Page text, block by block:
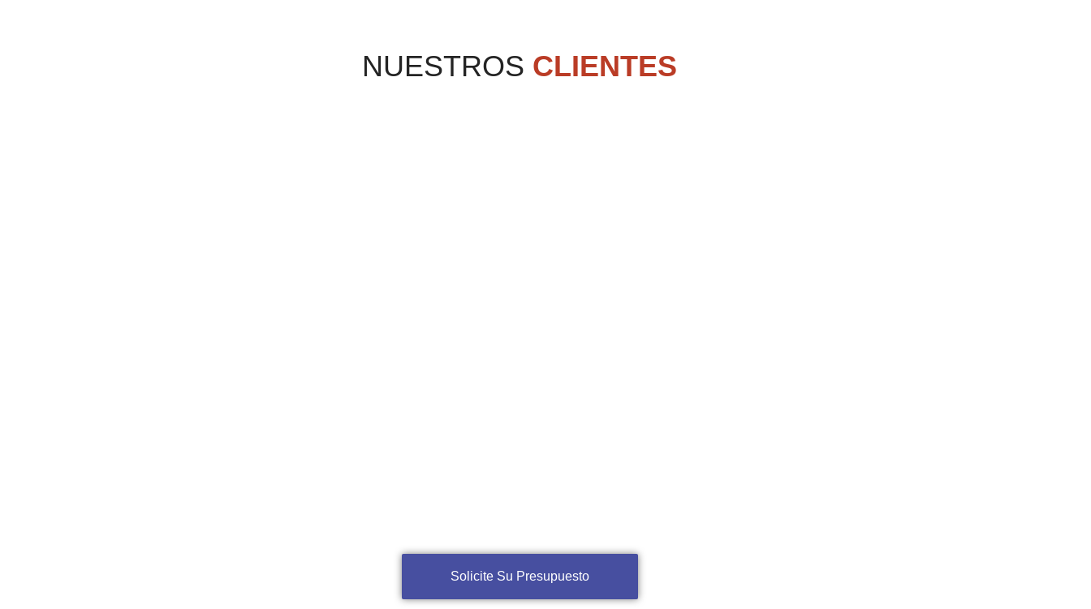
NUESTROS CLIENTES
Solicite Su Presupuesto